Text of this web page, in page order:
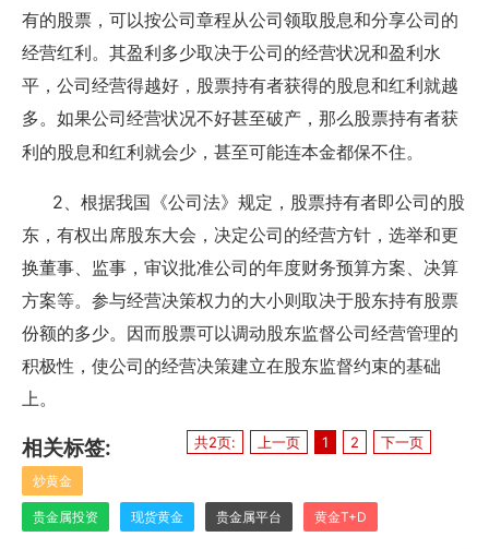
有的股票，可以按公司章程从公司领取股息和分享公司的
经营红利。其盈利多少取决于公司的经营状况和盈利水
平，公司经营得越好，股票持有者获得的股息和红利就越
多。如果公司经营状况不好甚至破产，那么股票持有者获
利的股息和红利就会少，甚至可能连本金都保不住。
2 、根据我国《公司法》规定，股票持有者即公司的股
东，有权出席股东大会，决定公司的经营方针，选举和更
换董事、监事，审议批准公司的年度财务预算方案、决算
方案等。参与经营决策权力的大小则取决于股东持有股票
份额的多少。因而股票可以调动股东监督公司经营管理的
积极性，使公司的经营决策建立在股东监督约束的基础
上。
共2页: 上一页 1 2 下一页
相关标签:
炒黄金
贵金属投资 现货黄金 贵金属平台 黄金T+D